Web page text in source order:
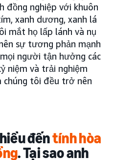
đồng nghiệp với khuôn
xanh dương, xanh lá
mắt họ lấp lánh và nụ
sự tương phản mạnh
người tận hưởng các
niệm và trải nghiệm
chúng tôi đều trở nên
đếntính hòa
. Tại sao anh